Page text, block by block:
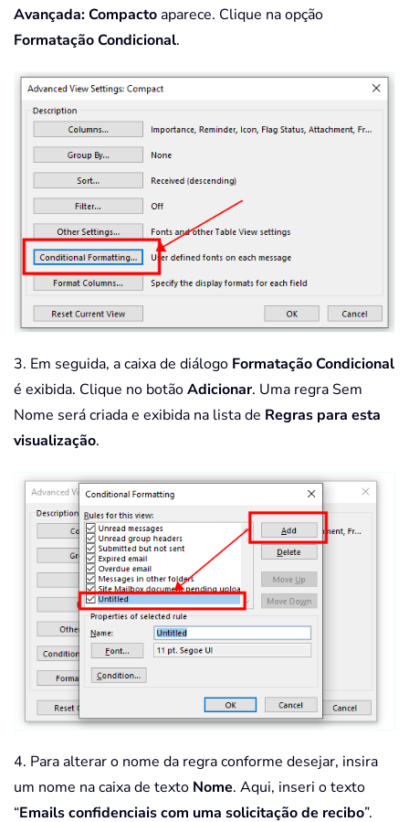
Avançada: Compactoaparece. Clique na opção
Formatação Condicional.
3. Em seguida, a caixa de diálogo Formatação Condicional
é exibida. Clique no botãoAdicionar. Uma regra Sem
Nome será criada e exibida na lista de Regras para esta
visualização.
4. Para alterar o nome da regra conforme desejar, insira
um nome na caixa de texto Nome. Aqui, inseri o texto
“Emails confidenciais com uma solicitação de recibo”.